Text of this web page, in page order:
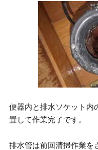
便器内と排水ソケット内
置して作業完了です。
排水管は前回清掃作業を